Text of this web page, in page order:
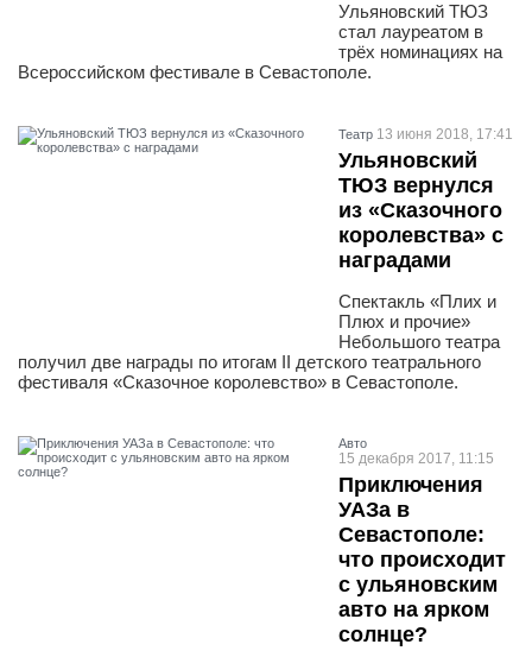
Ульяновский ТЮЗ
стал лауреатом в
трёх номинациях на
Всероссийском фестивале в Севастополе.
Театр 13 июня 2018, 17:41
Ульяновский
ТЮЗ вернулся
из «Сказочного
королевства» с
наградами
Спектакль «Плих и
Плюх и прочие»
Небольшого театра
получил две награды по итогам II детского театрального
фестиваля «Сказочное королевство» в Севастополе.
Авто
15 декабря 2017, 11:15
Приключения
УАЗа в
Севастополе:
что происходит
с ульяновским
авто на ярком
солнце?